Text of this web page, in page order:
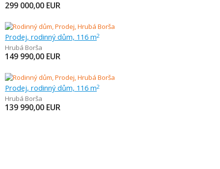
299 000,00 EUR
Prodej, rodinný dům, 116 m2
Hrubá Borša
149 990,00 EUR
Prodej, rodinný dům, 116 m2
Hrubá Borša
139 990,00 EUR